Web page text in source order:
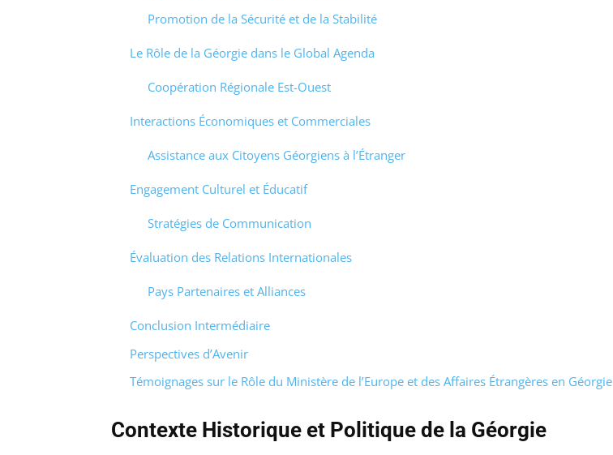
Promotion de la Sécurité et de la Stabilité
Le Rôle de la Géorgie dans le Global Agenda
Coopération Régionale Est-Ouest
Interactions Économiques et Commerciales
Assistance aux Citoyens Géorgiens à l’Étranger
Engagement Culturel et Éducatif
Stratégies de Communication
Évaluation des Relations Internationales
Pays Partenaires et Alliances
Conclusion Intermédiaire
Perspectives d’Avenir
Témoignages sur le Rôle du Ministère de l’Europe et des Affaires Étrangères en Géorgie
Contexte Historique et Politique de la Géorgie